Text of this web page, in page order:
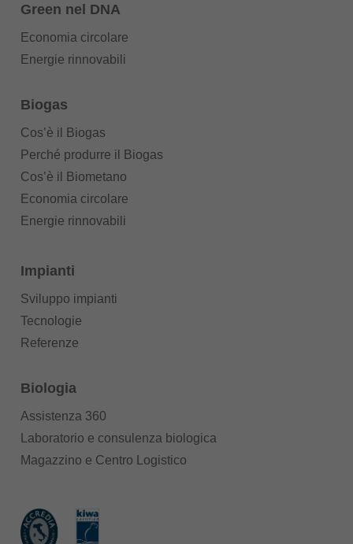
Green nel DNA
Economia circolare
Energie rinnovabili
Biogas
Cos’è il Biogas
Perché produrre il Biogas
Cos’è il Biometano
Economia circolare
Energie rinnovabili
Impianti
Sviluppo impianti
Tecnologie
Referenze
Biologia
Assistenza 360
Laboratorio e consulenza biologica
Magazzino e Centro Logistico